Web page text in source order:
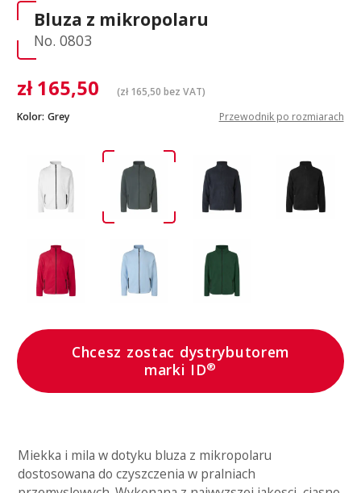
Bluza z mikropolaru
No. 0803
zł 165,50 (zł 165,50 bez VAT)
Kolor: Grey Przewodnik po rozmiarach
Chcesz zostac dystrybutorem
marki ID®
Miekka i mila w dotyku bluza z mikropolaru
dostosowana do czyszczenia w pralniach